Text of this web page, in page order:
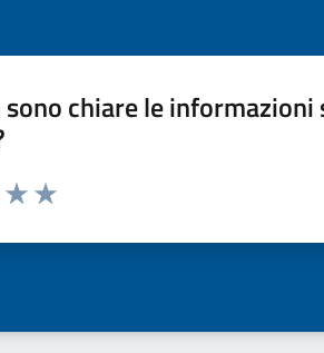
chiare le informazioni
stelle la pagina